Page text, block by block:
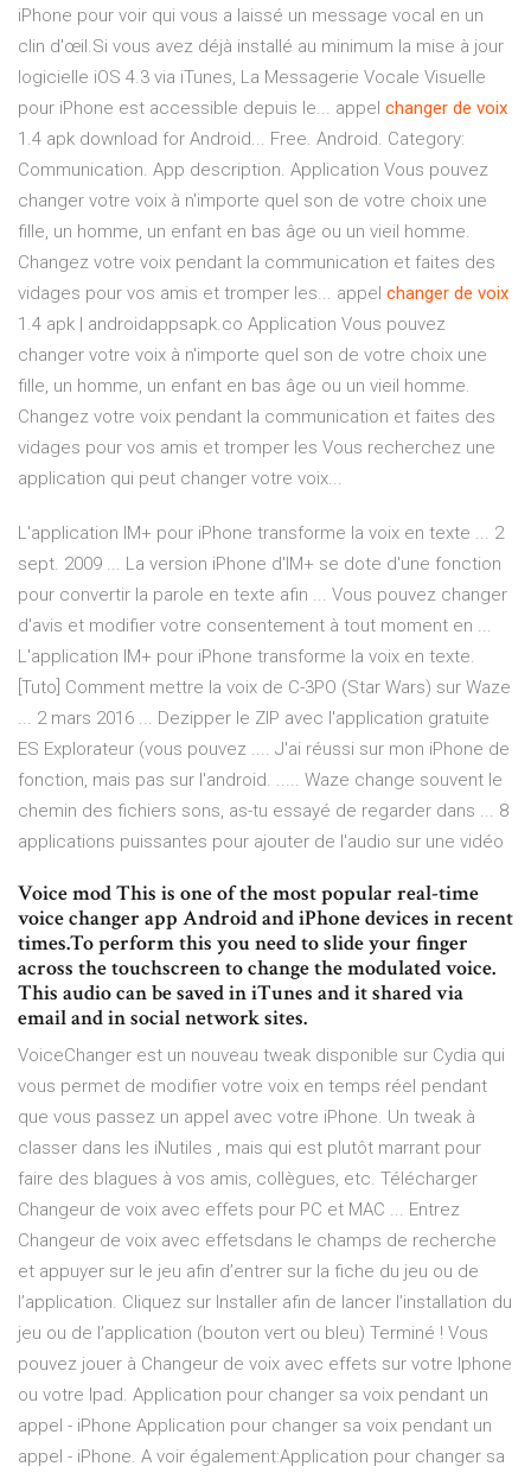
iPhone pour voir qui vous a laissé un message vocal en un
clin d'œil.Si vous avez déjà installé au minimum la mise à jour
logicielle iOS 4.3 via iTunes, La Messagerie Vocale Visuelle
pour iPhone est accessible depuis le... appel changer de voix
1.4 apk download for Android... Free. Android. Category:
Communication. App description. Application Vous pouvez
changer votre voix à n'importe quel son de votre choix une
fille, un homme, un enfant en bas âge ou un vieil homme.
Changez votre voix pendant la communication et faites des
vidages pour vos amis et tromper les... appel changer de voix
1.4 apk | androidappsapk.co Application Vous pouvez
changer votre voix à n'importe quel son de votre choix une
fille, un homme, un enfant en bas âge ou un vieil homme.
Changez votre voix pendant la communication et faites des
vidages pour vos amis et tromper les Vous recherchez une
application qui peut changer votre voix...
L'application IM+ pour iPhone transforme la voix en texte ... 2
sept. 2009 ... La version iPhone d'IM+ se dote d'une fonction
pour convertir la parole en texte afin ... Vous pouvez changer
d'avis et modifier votre consentement à tout moment en ...
L'application IM+ pour iPhone transforme la voix en texte.
[Tuto] Comment mettre la voix de C-3PO (Star Wars) sur Waze
... 2 mars 2016 ... Dezipper le ZIP avec l'application gratuite
ES Explorateur (vous pouvez .... J'ai réussi sur mon iPhone de
fonction, mais pas sur l'android. ..... Waze change souvent le
chemin des fichiers sons, as-tu essayé de regarder dans ... 8
applications puissantes pour ajouter de l'audio sur une vidéo
Voice mod This is one of the most popular real-time
voice changer app Android and iPhone devices in recent
times.To perform this you need to slide your finger
across the touchscreen to change the modulated voice.
This audio can be saved in iTunes and it shared via
email and in social network sites.
VoiceChanger est un nouveau tweak disponible sur Cydia qui
vous permet de modifier votre voix en temps réel pendant
que vous passez un appel avec votre iPhone. Un tweak à
classer dans les iNutiles , mais qui est plutôt marrant pour
faire des blagues à vos amis, collègues, etc. Télécharger
Changeur de voix avec effets pour PC et MAC ... Entrez
Changeur de voix avec effetsdans le champs de recherche
et appuyer sur le jeu afin d’entrer sur la fiche du jeu ou de
l’application. Cliquez sur Installer afin de lancer l’installation du
jeu ou de l’application (bouton vert ou bleu) Terminé ! Vous
pouvez jouer à Changeur de voix avec effets sur votre Iphone
ou votre Ipad. Application pour changer sa voix pendant un
appel - iPhone Application pour changer sa voix pendant un
appel - iPhone. A voir également:Application pour changer sa